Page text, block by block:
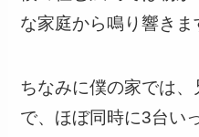
な家庭から鳴り響きま
ちなみに僕の家では
で、ほぼ同時に3台い